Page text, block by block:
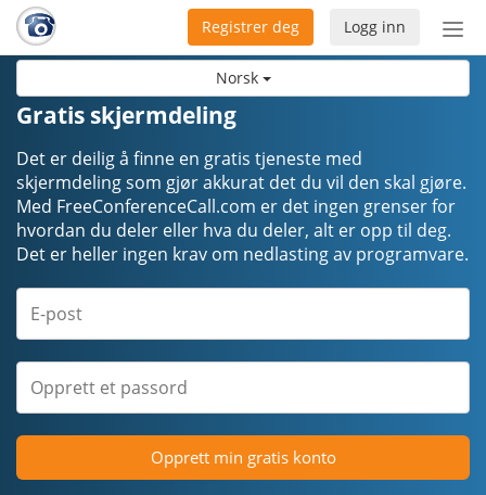
Norsk
Bytt
Logg inn
Registrer deg
Gratis skjermdeling
Det er deilig å finne en gratis tjeneste med
skjermdeling som gjør akkurat det du vil den skal gjøre.
Med FreeConferenceCall.com er det ingen grenser for
hvordan du deler eller hva du deler, alt er opp til deg.
Det er heller ingen krav om nedlasting av programvare.
Opprett min gratis konto